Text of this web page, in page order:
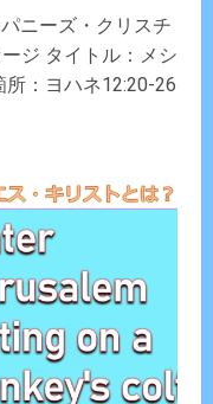
ニーズ・クリスチ
ジ タイトル：メシ
：ヨハネ12:20-26